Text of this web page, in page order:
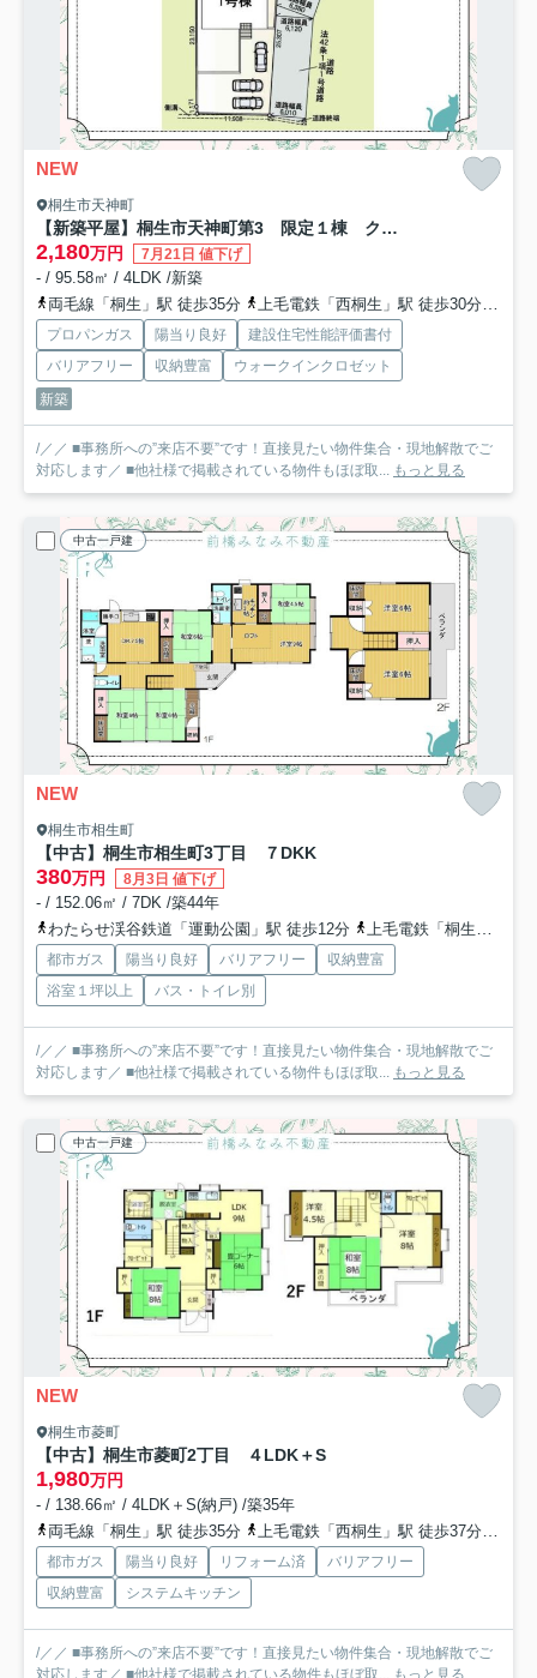
NEW
桐生市天神町
【新築平屋】桐生市天神町第3 限定１棟 クレイドルガーデン 新築建売
2,180万円 7月21日 値下げ
- / 95.58㎡ / 4LDK /新築
両毛線「桐生」駅 徒歩35分
上毛電鉄「西桐生」駅 徒歩30分
プロパンガス 陽当り良好
建設住宅性能評価書付
バリアフリー
収納豊富
ウォークインクロゼット
新築
/／／ ■事務所への”来店不要”です！直接見たい物件集合・現地解散でご
対応します／ ■他社様で掲載されている物件もほぼ取... もっと見る
中古一戸建
NEW
桐生市相生町
【中古】桐生市相生町3丁目 ７DKK
380万円 8月3日 値下げ
- / 152.06㎡ / 7DK /築44年
わたらせ渓谷鉄道「運動公園」駅 徒歩12分
上毛電鉄「桐生球場前」駅 徒歩15分
都市ガス 陽当り良好 バリアフリー
収納豊富
浴室１坪以上
バス・トイレ別
/／／ ■事務所への”来店不要”です！直接見たい物件集合・現地解散でご
対応します／ ■他社様で掲載されている物件もほぼ取... もっと見る
中古一戸建
NEW
桐生市菱町
【中古】桐生市菱町2丁目 ４LDK＋S
1,980万円
- / 138.66㎡ / 4LDK＋S(納戸) /築35年
両毛線「桐生」駅 徒歩35分
上毛電鉄「西桐生」駅 徒歩37分
都市ガス 陽当り良好 リフォーム済
バリアフリー
収納豊富
システムキッチン
/／／ ■事務所への”来店不要”です！直接見たい物件集合・現地解散でご